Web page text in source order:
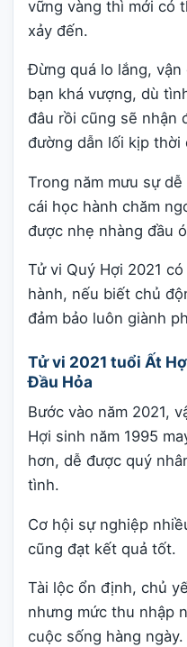
vững vàng thì mới có
xảy đến.
Đừng quá lo lắng, vận
bạn khá vượng, dù
đâu rồi cũng sẽ nhận
đường dẫn lối kịp
Trong năm mưu sự
cái học hành chăm
được nhẹ nhàng đầu
Tử vi Quý Hợi 2021
hành, nếu biết chủ
đảm bảo luôn giành
Tử vi 2021 tuổi Ất
Đầu Hỏa
Bước vào năm 2021,
Hợi sinh năm 1995
hơn, dễ được quý
tình.
Cơ hội sự nghiệp
cũng đạt kết quả tốt.
Tài lộc ổn định, chủ
nhưng mức thu nhập
cuộc sống hàng